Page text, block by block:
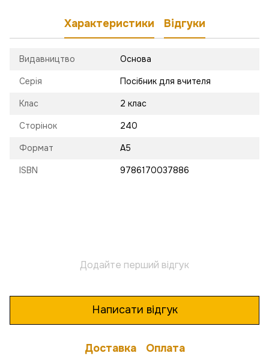
Характеристики Відгуки
Видавництво Основа
Серія Посібник для вчителя
Клас 2 клас
Сторінок 240
Формат A5
ISBN 9786170037886
Додайте перший відгук
Написати відгук
Доставка Оплата